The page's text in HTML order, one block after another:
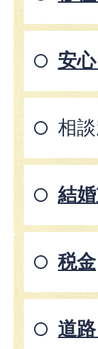
安
相
結
税金
道